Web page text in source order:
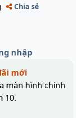
Chia sẻ
nhập
mới
màn hình chính
10.